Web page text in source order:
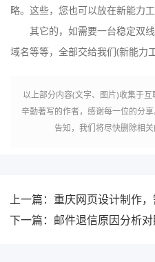
略。这些，您也可以放在新能力工
其它的，如需要一台稳定双线
域名等等，全部交给我们(新能力
以上部分内容(文字、图片)收集于
辛勤著写的作者，感谢每一位的分享
告知，我们将尽快删除相
上一篇：重庆网页设计制作
下一篇：邮件退信原因分析